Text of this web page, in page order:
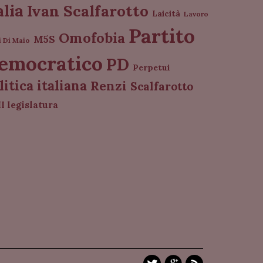
Ivan Scalfarotto Laicità Lavoro
Di Maio M5S Omofobia Partito
PD Perpetui
italiana Renzi Scalfarotto
legislatura